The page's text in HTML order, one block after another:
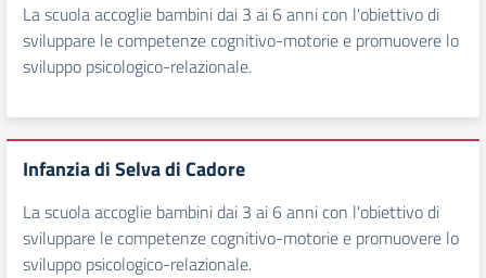
La scuola accoglie bambini dai 3 ai 6 anni con l'obiettivo di
sviluppare le competenze cognitivo-motorie e promuovere lo
sviluppo psicologico-relazionale.
Infanzia di Selva di Cadore
La scuola accoglie bambini dai 3 ai 6 anni con l'obiettivo di
sviluppare le competenze cognitivo-motorie e promuovere lo
sviluppo psicologico-relazionale.